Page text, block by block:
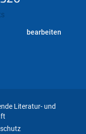
bearbeiten
Literatur- und